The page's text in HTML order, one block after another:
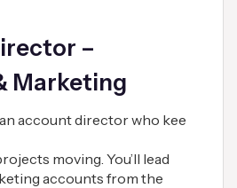
–
Marketing
account director who kee
moving. You’ll lead
accounts from the